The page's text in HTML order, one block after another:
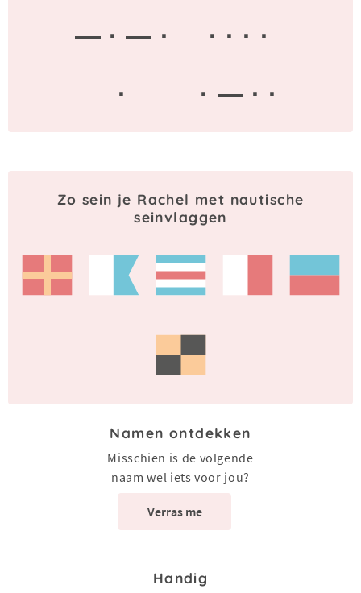
— · — ·
· · · ·
·
· — · ·
Zo sein je Rachel met nautische
seinvlaggen
Namen ontdekken
Misschien is de volgende
naam wel iets voor jou?
Verras me
Handig